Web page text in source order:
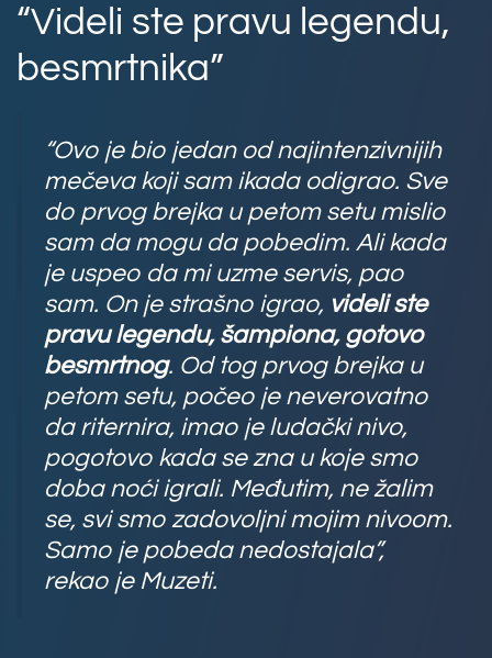
“Videli ste pravu legendu,
besmrtnika”
“Ovo je bio jedan od najintenzivnijih
mečeva koji sam ikada odigrao. Sve
do prvog brejka u petom setu mislio
sam da mogu da pobedim. Ali kada
je uspeo da mi uzme servis, pao
sam. On je strašno igrao, videli ste
pravu legendu, šampiona, gotovo
besmrtnog. Od tog prvog brejka u
petom setu, počeo je neverovatno
da riternira, imao je ludački nivo,
pogotovo kada se zna u koje smo
doba noći igrali. Međutim, ne žalim
se, svi smo zadovoljni mojim nivoom.
Samo je pobeda nedostajala”,
rekao je Muzeti.